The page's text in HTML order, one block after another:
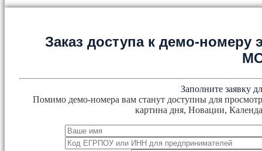
Заказ доступа к демо-номеру
Заполните заявку
Помимо демо-номера вам станут доступны для
картина дня, Новации,